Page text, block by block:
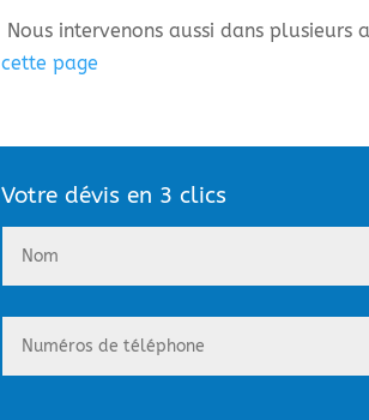
Nous intervenons aussi dans
cette page
Votre dévis en 3 clics